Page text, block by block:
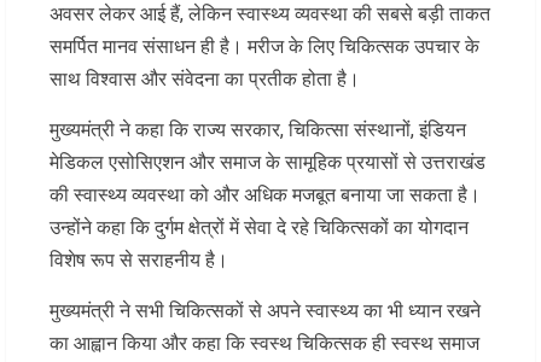
अवसर लेकर आई हैं, लेकिन स्वास्थ्य व्यवस्था की सबसे बड़ी ताकत
समर्पित मानव संसाधन ही है। मरीज के लिए चिकित्सक उपचार के
साथ विश्वास और संवेदना का प्रतीक होता है।
मुख्यमंत्री ने कहा कि राज्य सरकार, चिकित्सा संस्थानों, इंडियन
मेडिकल एसोसिएशन और समाज के सामूहिक प्रयासों से उत्तराखंड
की स्वास्थ्य व्यवस्था को और अधिक मजबूत बनाया जा सकता है।
उन्होंने कहा कि दुर्गम क्षेत्रों में सेवा दे रहे चिकित्सकों का योगदान
विशेष रूप से सराहनीय है।
मुख्यमंत्री ने सभी चिकित्सकों से अपने स्वास्थ्य का भी ध्यान रखने
का आह्वान किया और कहा कि स्वस्थ चिकित्सक ही स्वस्थ समाज